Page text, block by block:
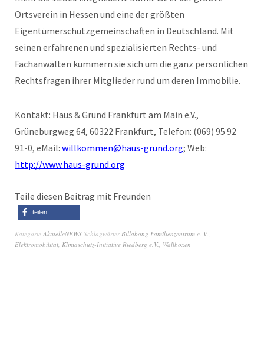
Ortsverein in Hessen und eine der größten
Eigentümerschutzgemeinschaften in Deutschland. Mit
seinen erfahrenen und spezialisierten Rechts- und
Fachanwälten kümmern sie sich um die ganz persönlichen
Rechtsfragen ihrer Mitglieder rund um deren Immobilie.
Kontakt: Haus & Grund Frankfurt am Main e.V.,
Grüneburgweg 64, 60322 Frankfurt, Telefon: (069) 95 92
91-0, eMail: willkommen@haus-grund.org; Web:
http://www.haus-grund.org
Teile diesen Beitrag mit Freunden
teilen
Kategorie AktuelleNEWS SchlagwörterBillabong Familienzentrum e. V.,
Elektromobilität, Klimaschutz-Initiative Riedberg e.V., Wallboxen